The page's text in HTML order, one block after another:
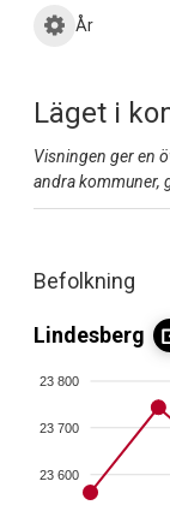
År
Läget i
Visningen ger en
andra kommuner,
Befolkning
Lindesberg
23 600
23 700
23 800